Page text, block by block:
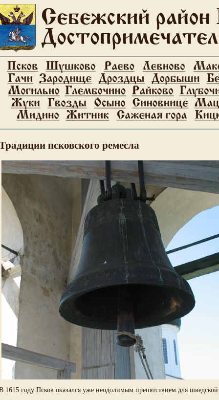
псковского ремесла
1615 году Псков оказался уже неодолимым препятствием для